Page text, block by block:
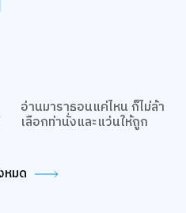
อ่านมาราธอนแค่ไหน ก็ไม่ล้า